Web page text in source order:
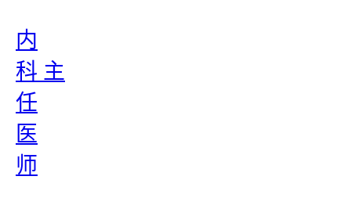
内
科 主
任
医
师